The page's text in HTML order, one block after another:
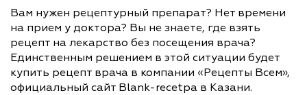
Вам нужен рецептурный препарат? Нет времени
на прием у доктора? Вы не знаете, где взять
рецепт на лекарство без посещения врача?
Единственным решением в этой ситуации будет
купить рецепт врача в компании «Рецепты Всем»,
официальный сайт Blank-recetpa в Казани.